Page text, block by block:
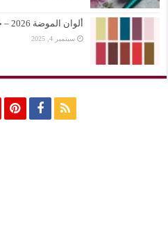
ألوان الموضة 2026 – خريف وشتاء 2025–2026
سبتمبر 4, 2025